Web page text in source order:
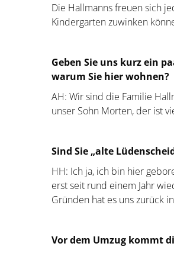
Die Hallmanns freuen sich
Kindergarten zuwinken
Geben Sie uns kurz ein
warum Sie hier wohnen?
AH: Wir sind die Familie
unser Sohn Morten, der ist
Sind Sie „alte
HH: Ich ja, ich bin hier
erst seit rund einem Jahr
Gründen hat es uns zurück
Vor dem Umzug kommt